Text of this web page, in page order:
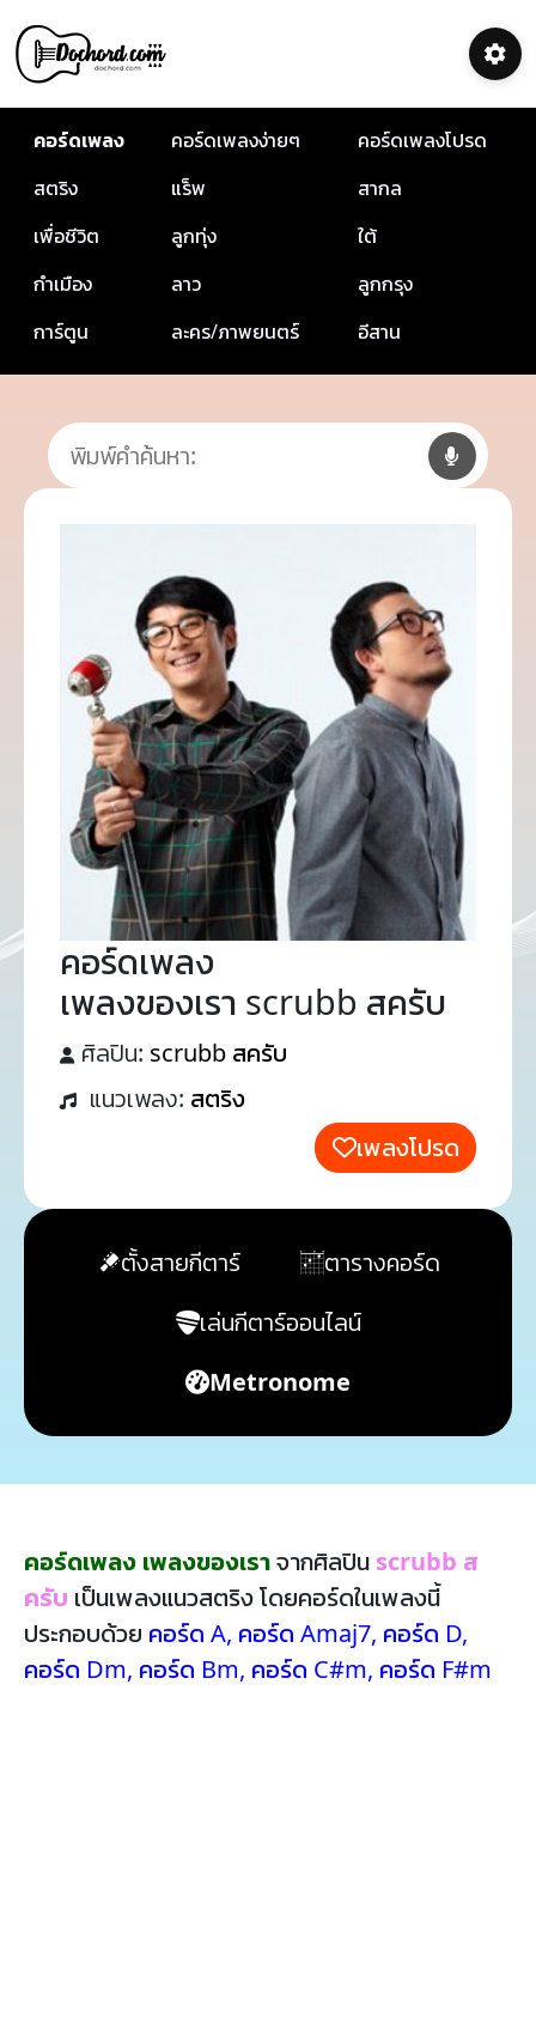
คอร์ดเพลง คอร์ดเพลงง่ายๆ
คอร์ดเพลงโปรด
สตริง
แร็พ
สากล
เพื่อชีวิต
ลูกทุ่ง
ใต้
กำเมือง
ลาว
ลูกกรุง
การ์ตูน
ละคร/ภาพยนตร์ อีสาน
คอร์ดเพลง
เพลงของเรา scrubb สครับ
ศิลปิน: scrubb สครับ
แนวเพลง: สตริง
เพลงโปรด
ตั้งสายกีตาร์
ตารางคอร์ด
เล่นกีตาร์ออนไลน์
Metronome
คอร์ดเพลง เพลงของเราจากศิลปิน scrubb ส
ครับ เป็นเพลงแนวสตริง โดยคอร์ดในเพลงนี้
ประกอบด้วย คอร์ด A, คอร์ด Amaj7, คอร์ด D,
คอร์ด Dm, คอร์ด Bm, คอร์ด C#m, คอร์ด F#m